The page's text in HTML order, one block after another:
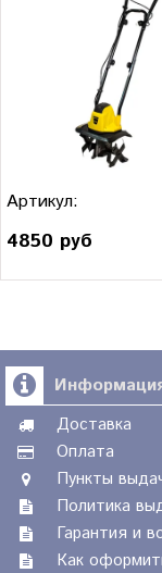
Артикул:
4850 руб
Доставка
Оплата
Пункты
Политика
Гарантия и
Как